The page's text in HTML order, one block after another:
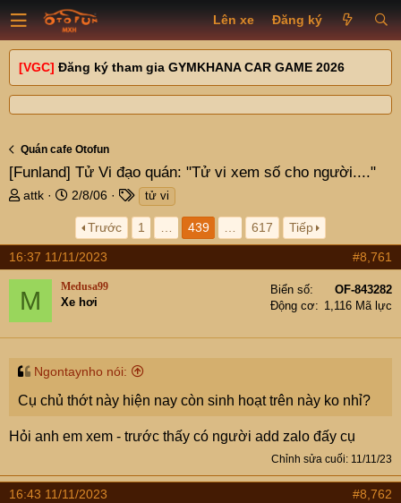
Lên xe Đăng ký
[VGC] Đăng ký tham gia GYMKHANA CAR GAME 2026
Quán cafe Otofun
[Funland] Tử Vi đạo quán: "Tử vi xem số cho người...."
T
e
a
d
s
t
t
e
r
attk
N
y
g
2/8/06
T
g
s
tử vi
Trước 1 439 617 Tiếp
16:37 11/11/2023 #8,761
M Medusa99
Xe hơi
Biển số
OF-843282
Động cơ
1,116 Mã lực
Ngontaynho nói:
Cụ chủ thớt này hiện nay còn sinh hoạt trên này ko nhỉ?
Hỏi anh em xem - trước thấy có người add zalo đấy cụ
Chỉnh sửa cuối: 11/11/23
16:43 11/11/2023 #8,762